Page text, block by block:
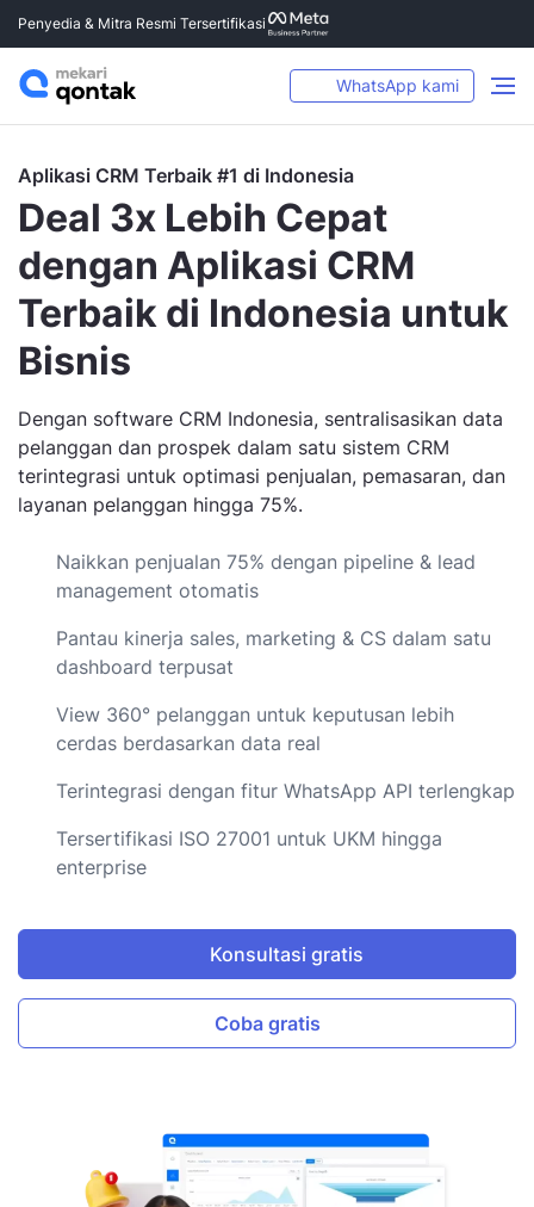
Penyedia & Mitra Resmi Tersertifikasi
WhatsApp kami
Aplikasi CRM Terbaik #1 di Indonesia
Deal 3x Lebih Cepat
dengan Aplikasi CRM
Terbaik di Indonesia untuk
Bisnis
Dengan software CRM Indonesia, sentralisasikan data
pelanggan dan prospek dalam satu sistem CRM
terintegrasi untuk optimasi penjualan, pemasaran, dan
layanan pelanggan hingga 75%.
Naikkan penjualan 75% dengan pipeline & lead
management otomatis
Pantau kinerja sales, marketing & CS dalam satu
dashboard terpusat
View 360° pelanggan untuk keputusan lebih
cerdas berdasarkan data real
Terintegrasi dengan fitur WhatsApp API terlengkap
Tersertifikasi ISO 27001 untuk UKM hingga
enterprise
Konsultasi gratis
Coba gratis